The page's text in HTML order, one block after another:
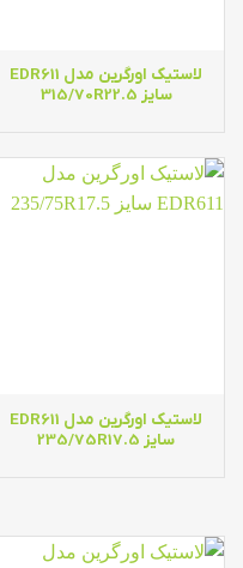
لاستیک اورگرین مدل EDR611
سایز 315/70R22.5
لاستیک اورگرین مدل EDR611
سایز 235/75R17.5